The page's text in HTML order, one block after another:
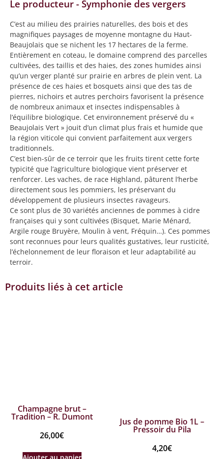
Le producteur - Symphonie des vergers
C’est au milieu des prairies naturelles, des bois et des
magnifiques paysages de moyenne montagne du Haut-
Beaujolais que se nichent les 17 hectares de la ferme.
Entièrement en coteau, le domaine comprend des parcelles
cultivées, des taillis et des haies, des zones humides ainsi
qu’un verger planté sur prairie en arbres de plein vent. La
présence de ces haies et bosquets ainsi que des tas de
pierres, nichoirs et autres perchoirs favorisent la présence
de nombreux animaux et insectes indispensables à
l’équilibre biologique. Cet environnement préservé du «
Beaujolais Vert » jouit d’un climat plus frais et humide que
la région viticole qui convient parfaitement aux vergers
traditionnels.
C’est bien-sûr de ce terroir que les fruits tirent cette forte
typicité que l’agriculture biologique vient préserver et
renforcer. Les vaches, de race Highland, pâturent l’herbe
directement sous les pommiers, les préservant du
développement de plusieurs insectes ravageurs.
Ce sont plus de 30 variétés anciennes de pommes à cidre
françaises qui y sont cultivées (Bisquet, Marie Ménard,
Argile rouge Bruyère, Moulin à vent, Fréquin…). Ces pommes
sont reconnues pour leurs qualités gustatives, leur rusticité,
l’échelonnement de leur floraison et leur adaptabilité au
terroir.
Produits liés à cet article
Champagne brut –
Tradition – R. Dumont
26,00€
Jus de pomme Bio 1L –
Pressoir du Pila
4,20€